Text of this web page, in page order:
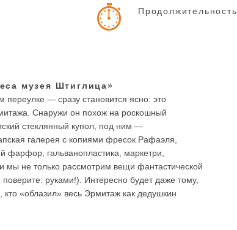
Продолжительность
музея Штиглица»
переулке — сразу становится ясно: это
Снаружи он похож на роскошный
стеклянный купол, под ним —
галерея с копиями фресок Рафаэля,
фарфор, гальванопластика, маркетри,
мы не только рассмотрим вещи фантастической
руками!). Интересно будет даже тому,
кто «облазил» весь Эрмитаж как дедушкин